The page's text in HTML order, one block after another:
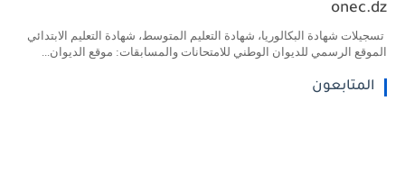
onec.dz
تسجيلات شهادة البكالوريا، شهادة التعليم المتوسط، شهادة التعليم الابتدائي
الموقع الرسمي للديوان الوطني للامتحانات والمسابقات: موقع الديوان...
المتابعون